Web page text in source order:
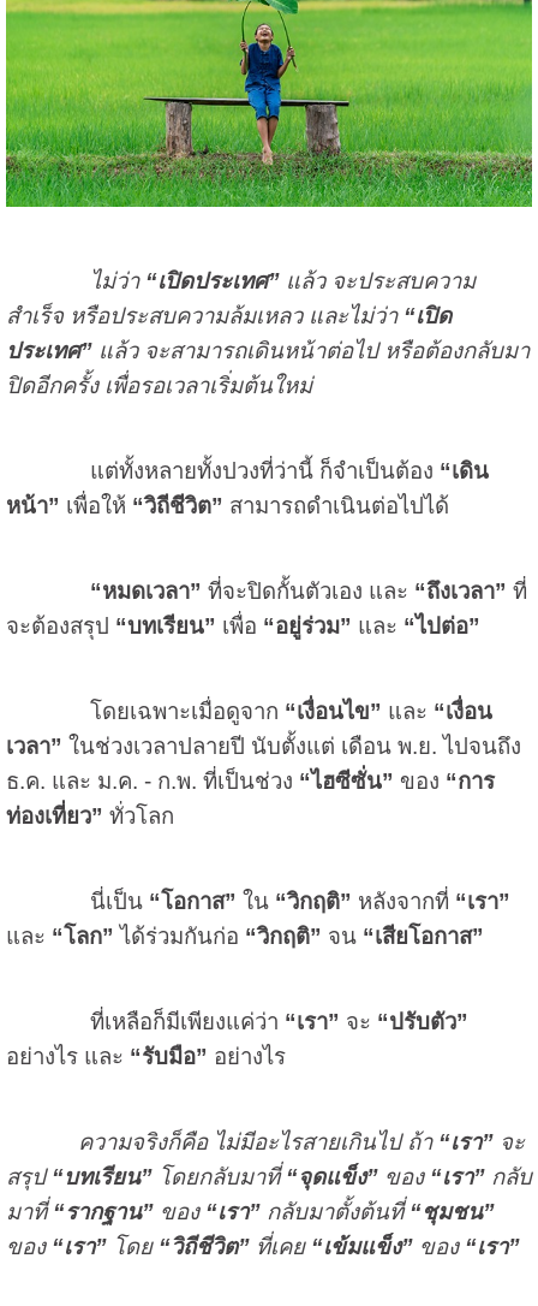
ไม่ว่า “เปิดประเทศ” แล้ว จะประสบความ
สำเร็จ หรือประสบความล้มเหลว และไม่ว่า “เปิด
ประเทศ” แล้ว จะสามารถเดินหน้าต่อไป หรือต้องกลับมา
ปิดอีกครั้ง เพื่อรอเวลาเริ่มต้นใหม่
แต่ทั้งหลายทั้งปวงที่ว่านี้ ก็จำเป็นต้อง “เดิน
หน้า” เพื่อให้ “วิถีชีวิต” สามารถดำเนินต่อไปได้
“หมดเวลา” ที่จะปิดกั้นตัวเอง และ “ถึงเวลา” ที่
จะต้องสรุป “บทเรียน” เพื่อ “อยู่ร่วม” และ “ไปต่อ”
โดยเฉพาะเมื่อดูจาก “เงื่อนไข” และ “เงื่อน
เวลา” ในช่วงเวลาปลายปี นับตั้งแต่ เดือน พ.ย. ไปจนถึง
ธ.ค. และ ม.ค. - ก.พ. ที่เป็นช่วง “ไฮซีซั่น” ของ “การ
ท่องเที่ยว” ทั่วโลก
นี่เป็น “โอกาส” ใน “วิกฤติ” หลังจากที่ “เรา”
และ “โลก” ได้ร่วมกันก่อ “วิกฤติ” จน “เสียโอกาส”
ที่เหลือก็มีเพียงแค่ว่า “เรา” จะ “ปรับตัว”
อย่างไร และ “รับมือ” อย่างไร
ความจริงก็คือ ไม่มีอะไรสายเกินไป ถ้า “เรา”จะ
สรุป“บทเรียน”โดยกลับมาที่“จุดแข็ง” ของ “เรา” กลับ
มาที่“รากฐาน” ของ “เรา”กลับมาตั้งต้นที่“ชุมชน”
ของ “เรา”โดย “วิถีชีวิต” ที่เคย “เข้มแข็ง” ของ “เรา”